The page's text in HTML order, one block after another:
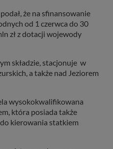
że na sfinansowanie
od 1 czerwca do 30
zł z dotacji wojewody
składzie, stacjonuje w
a także nad Jeziorem
wysokokwalifikowana
która posiada także
kierowania statkiem